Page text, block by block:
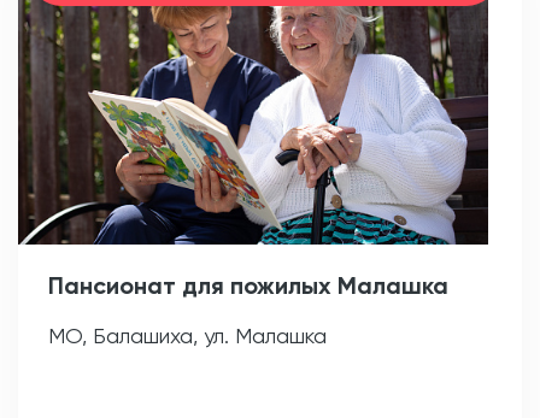
Пансионат для пожилых Малашка
МО, Балашиха, ул. Малашка